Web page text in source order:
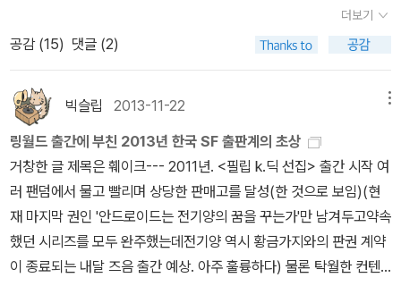
망의 추임새를 넣다가 어느 순간 빠져들게 된다. 책을 덮고 나면 어리
둥절하다. < 병맛 > 이라는 게 이런 체험이라면 이런 병맛, 좋다. ​내가
처음 읽은 필립 딕 소설은 << 화성의 타임 슬립 >> 이었다. 단편을
읽을 때는 몰랐었는데 장편을 읽다 보니 깨닫게 되었다. < 딕 > 은 정
신적으로 이상이 있는 사람이라는 사실을 말이다. 필립 딕 소설의 비
논리와 비약은 SF 장르에 충실하고자 하는 반영이 아니라 뒤죽박죽
인 머릿속에서 만들어진 망상'을 그대로 재현했기에 가능했다. 그것
은 SF 판타지'라기보다는 과대 망상, 강박적 편집증, 정신 분열이 동
반된 환영인 셈이다. 독자들이 보기에는 판타지이지만 작가가 보기에
는 리얼리티'인 셈이다. 프로이트가 동시대 사람이었다면 필립 딕 소
설에 무한한 관심을 가지지 않았을까 ? 실제로 필립 딕'은 정신적으
다. ㅋㅋ 이 시리즈도 참 멋져요. 양장과 디자인도 훌륭하
고... 시리즈 출간되면서 분명 박스 나올거라 생각했는데, 박스도 멋
걸로 보고 흔들렸지만...읽은책이 반정도 나머지 반도 도서관에서 대
출해야할것 같아요. 사실 위의 책들 구입했더라면, 언젠가 읽어야지...
하는 생각에 지금만큼도 못 읽었을것 같아요.지금도 도서관에 있으니
언제든지 읽을수 있다는 마음인걸 보면 말이죠. ㅎㅎ 암튼 제가 좋아
하는 취향의 디자인과 장르인지라 자꾸 흔들려서, 빨리 도서관에서
책을 읽어야지.. 안그러면 넘어갈듯합니다. ^-^
워서, 너무 더워서 방학을 한다고... 전에 선생님께서 그러셨거든요.
날이 추워지는 시기가 오고, 학생들은 이번주엔 방학을 하겠죠.^^ 물
론 다시 학교를 가거나 바쁜 일정이 있기도 하겠지만, 그래도 방학은
... 부럽군요.^^! 오늘 페이퍼는 학생들의 방학에 맞는 공부에 관한
책, 그리고 지금까지 사지 못했던 박스세트로 나온 책을 찾으러 갑니
다. 공부법에 대한 관심은 저만 그런가요? ^^ 1. 이것
이 진짜 공부다2. 지금 공부하는 네가, 모두를 놀라게 할 것이다3. 왜
공부하는가4. 공부하는 힘5. 그릿6. 7. 세트 -- 전에 제 친구 이야기
지만... 방학이 되면 공부를 열심히 할 거야! 하고 말하고 계획을 열심
히 짜던 생각이 납니다. (그러나 솔직히 말해야한다면, 그 때 저는 그
렇지 않았던 걸로 기억합니다. 방학엔 놀아야한다는게 ... ) 얼마전에
더보기
공감 (15) 댓글 (2)
빅슬립 2013-11-22
링월드 출간에 부친 2013년 한국 SF 출판계의 초상
거창한 글 제목은 훼이크--- 2011년. <필립 k.딕 선집> 출간 시작 여
러 팬덤에서 물고 빨리며 상당한 판매고를 달성(한 것으로 보임)(현
재 마지막 권인 '안드로이드는 전기양의 꿈을 꾸는가'만 남겨두고약속
했던 시리즈를 모두 완주했는데전기양 역시 황금가지와의 판권 계약
이 종료되는 내달 즈음 출간 예상. 아주 훌륭하다) 물론 탁월한 컨텐